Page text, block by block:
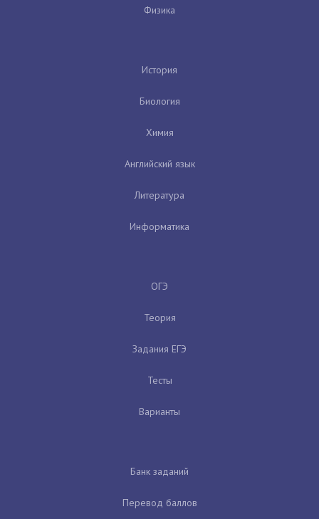
Физика
История
Биология
Химия
Английский язык
Литература
Информатика
ОГЭ
Теория
Задания ЕГЭ
Тесты
Варианты
Банк заданий
Перевод баллов